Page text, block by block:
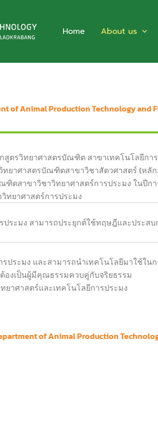
Home About us
of​ Animal Production Technology and
รวิทยาศาสตรบัณฑิต สาขาเทคโนโลยีกา
ยาศาสตรบัณฑิตสาขาวิชาสัตวศาสตร์ (หลั
ตสาขาวิชาวิทยาศาสตร์การประมง ในปีก
ทยาศาสตร์การประมง
มง สามารถประยุกต์ใช้ทฤษฎีและประส
ระมง และสามารถนำเทคโนโลยีมาใช้ใ
องเป็นผู้มีคุณธรรมควบคู่กับจริยธรรม
ยาศาสตร์และเทคโนโลยีการประมง
of​ Animal Production